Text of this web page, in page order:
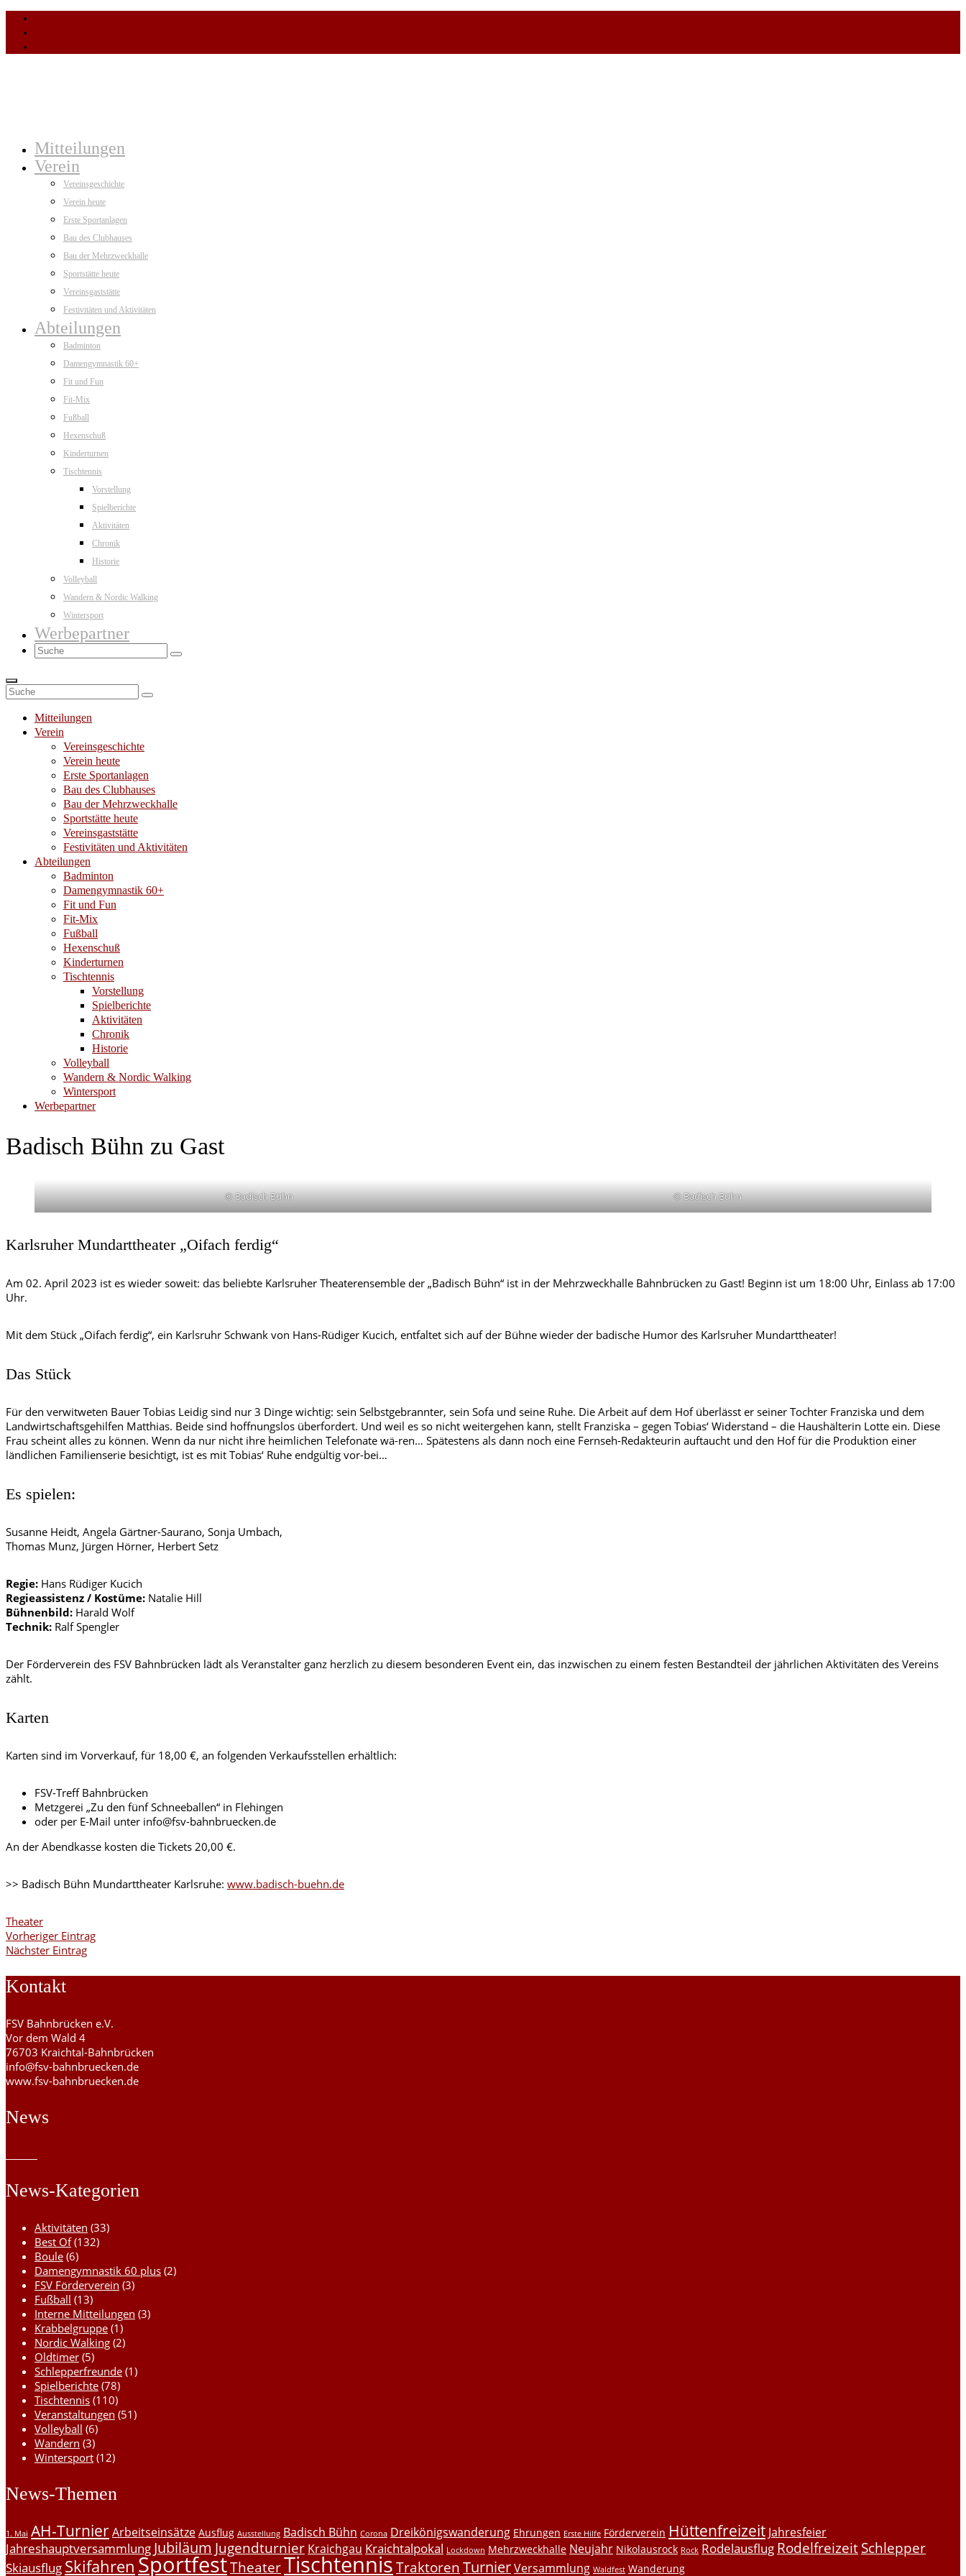
Mitteilungen
Verein
Vereinsgeschichte
Verein heute
Erste Sportanlagen
Bau des Clubhauses
Bau der Mehrzweckhalle
Sportstätte heute
Vereinsgaststätte
Festivitäten und Aktivitäten
Abteilungen
Badminton
Damengymnastik 60+
Fit und Fun
Fit-Mix
Fußball
Hexenschuß
Kinderturnen
Tischtennis
Vorstellung
Spielberichte
Aktivitäten
Chronik
Historie
Volleyball
Wandern & Nordic Walking
Wintersport
Werbepartner
Suche
Suche
Mitteilungen
Verein
Vereinsgeschichte
Verein heute
Erste Sportanlagen
Bau des Clubhauses
Bau der Mehrzweckhalle
Sportstätte heute
Vereinsgaststätte
Festivitäten und Aktivitäten
Abteilungen
Badminton
Damengymnastik 60+
Fit und Fun
Fit-Mix
Fußball
Hexenschuß
Kinderturnen
Tischtennis
Vorstellung
Spielberichte
Aktivitäten
Chronik
Historie
Volleyball
Wandern & Nordic Walking
Wintersport
Werbepartner
Badisch Bühn zu Gast
© Badisch Bühn © Badisch Bühn
Karlsruher Mundarttheater „Oifach ferdig“
Am 02. April 2023 ist es wieder soweit: das beliebte Karlsruher Theaterensemble der „Badisch Bühn“ ist in der Mehrzweckhalle Bahnbrücken zu Gast! Beginn ist um 18:00 Uhr, Einlass ab 17:00
Uhr.
Mit dem Stück „Oifach ferdig“, ein Karlsruhr Schwank von Hans-Rüdiger Kucich, entfaltet sich auf der Bühne wieder der badische Humor des Karlsruher Mundarttheater!
Das Stück
Für den verwitweten Bauer Tobias Leidig sind nur 3 Dinge wichtig: sein Selbstgebrannter, sein Sofa und seine Ruhe. Die Arbeit auf dem Hof überlässt er seiner Tochter Franziska und dem
Landwirtschaftsgehilfen Matthias. Beide sind hoffnungslos überfordert. Und weil es so nicht weitergehen kann, stellt Franziska – gegen Tobias‘ Widerstand – die Haushälterin Lotte ein. Diese
Frau scheint alles zu können. Wenn da nur nicht ihre heimlichen Telefonate wä-ren… Spätestens als dann noch eine Fernseh-Redakteurin auftaucht und den Hof für die Produktion einer
ländlichen Familienserie besichtigt, ist es mit Tobias‘ Ruhe endgültig vor-bei…
Es spielen:
Susanne Heidt, Angela Gärtner-Saurano, Sonja Umbach,
Thomas Munz, Jürgen Hörner, Herbert Setz
Regie: Hans Rüdiger Kucich
Regieassistenz / Kostüme: Natalie Hill
Bühnenbild: Harald Wolf
Technik: Ralf Spengler
Der Förderverein des FSV Bahnbrücken lädt als Veranstalter ganz herzlich zu diesem besonderen Event ein, das inzwischen zu einem festen Bestandteil der jährlichen Aktivitäten des Vereins
zählt.
Karten
Karten sind im Vorverkauf, für 18,00 €, an folgenden Verkaufsstellen erhältlich:
FSV-Treff Bahnbrücken
Metzgerei „Zu den fünf Schneeballen“ in Flehingen
oder per E-Mail unter info@fsv-bahnbruecken.de
An der Abendkasse kosten die Tickets 20,00 €.
>> Badisch Bühn Mundarttheater Karlsruhe: www.badisch-buehn.de
Theater
Vorheriger Eintrag
Nächster Eintrag
Kontakt
FSV Bahnbrücken e.V.
Vor dem Wald 4
76703 Kraichtal-Bahnbrücken
info@fsv-bahnbruecken.de
www.fsv-bahnbruecken.de
News
News-Kategorien
Aktivitäten (33)
Best Of(132)
Boule (6)
Damengymnastik 60 plus (2)
FSV Förderverein (3)
Fußball (13)
Interne Mitteilungen (3)
Krabbelgruppe (1)
Nordic Walking (2)
Oldtimer (5)
Schlepperfreunde (1)
Spielberichte (78)
Tischtennis (110)
Veranstaltungen (51)
Volleyball (6)
Wandern (3)
Wintersport (12)
News-Themen
1. Mai AH-TurnierArbeitseinsätze Ausflug Ausstellung Badisch Bühn Corona Dreikönigswanderung Ehrungen Erste Hilfe Förderverein Hüttenfreizeit Jahresfeier
Jahreshauptversammlung Jubiläum Jugendturnier Kraichgau Kraichtalpokal Lockdown Mehrzweckhalle Neujahr Nikolausrock Rock Rodelausflug Rodelfreizeit Schlepper
Skiausflug Skifahren SportfestTheaterTischtennis Traktoren TurnierVersammlung Waldfest Wanderung